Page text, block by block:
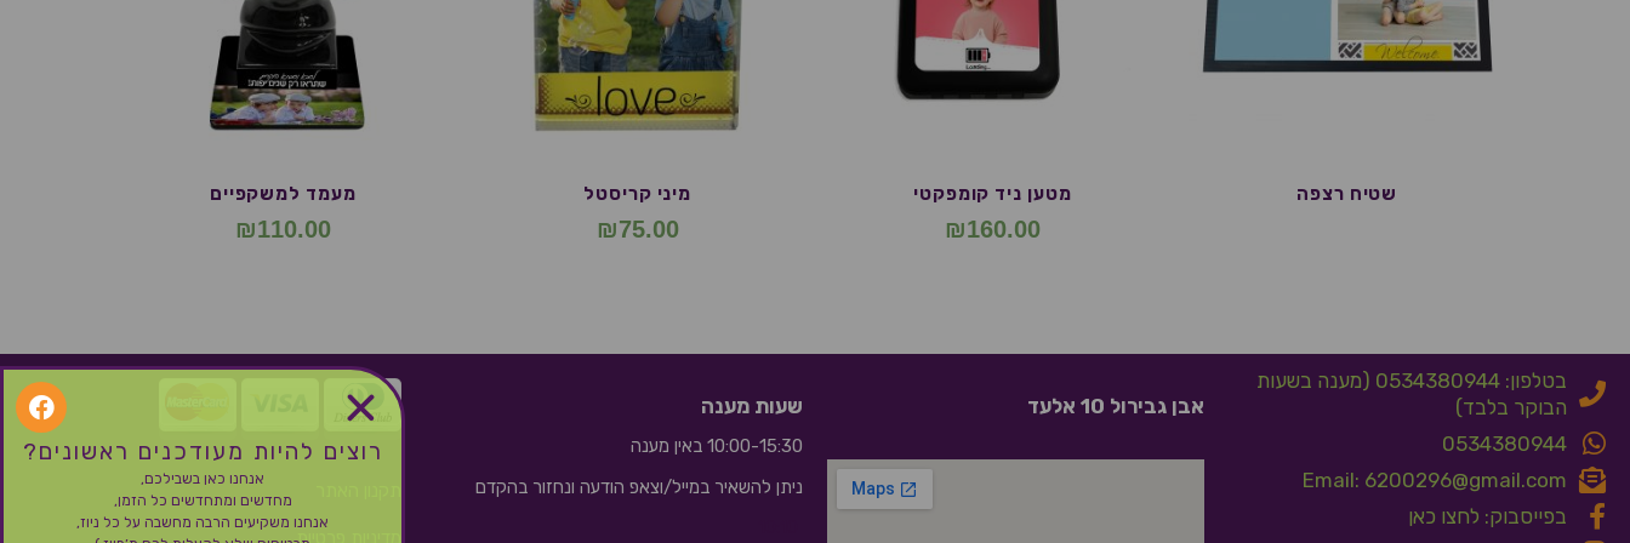
שטיח רצפה מטען ניד קומפקטי
₪160.00
מיני קריסטל
₪75.00
מעמד למשקפיים
₪110.00
בטלפון: 0534380944 (מענה בשעות
הבוקר בלבד)
0534380944
Email: 6200296@gmail.com
בפייסבוק: לחצו כאן
אבן גבירול 10 אלעד שעות מענה
10:00-15:30 באין מענה
ניתן להשאיר במייל/וצאפ הודעה ונחזור בהקדם
מדיניות פרטיות
רוצים להיות מעודכנים ראשונים?
אנחנו כאן בשבילכם,
מחדשים ומתחדשים כל הזמן,
אנחנו משקיעים הרבה מחשבה על כל ניוז,